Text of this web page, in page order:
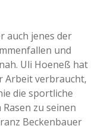
auch jenes der
und
Uli Hoeneß hat
Arbeit verbraucht,
die sportliche
zu seinen
Beckenbauer